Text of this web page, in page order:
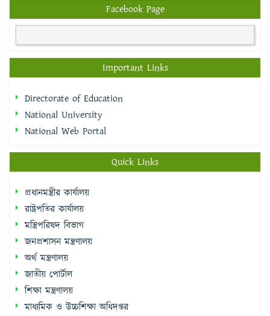
Facebook Page
Important Links
Directorate of Education
National University
National Web Portal
Quick Links
প্রধানমন্ত্রীর কার্যালয়
রাষ্ট্রপতির কার্যালয়
মন্ত্রিপরিষদ বিভাগ
জনপ্রশাসন মন্ত্রণালয়
অর্থ মন্ত্রণালয়
জাতীয় পোর্টাল
শিক্ষা মন্ত্রণালয়
মাধ্যমিক ও উচ্চশিক্ষা অধিদপ্তর